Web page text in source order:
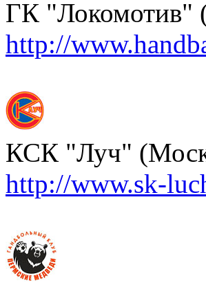
ГК "Локомотив"
http://
КСК "Луч"
http://www.sk-